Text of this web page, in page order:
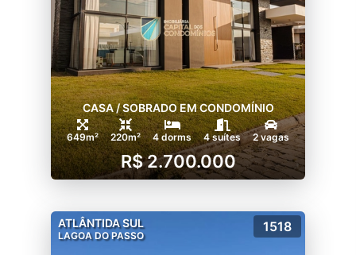
CASA / SOBRADO EM CONDOMÍNIO
649m² 220m² 4 dorms 4 suítes 2 vagas
R$ 2.700.000
ATLÂNTIDA SUL
LAGOA DO PASSO
1518